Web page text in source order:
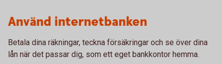
Använd internetbanken
Betala dina räkningar, teckna försäkringar och se över dina
lån när det passar dig, som ett eget bankkontor hemma.